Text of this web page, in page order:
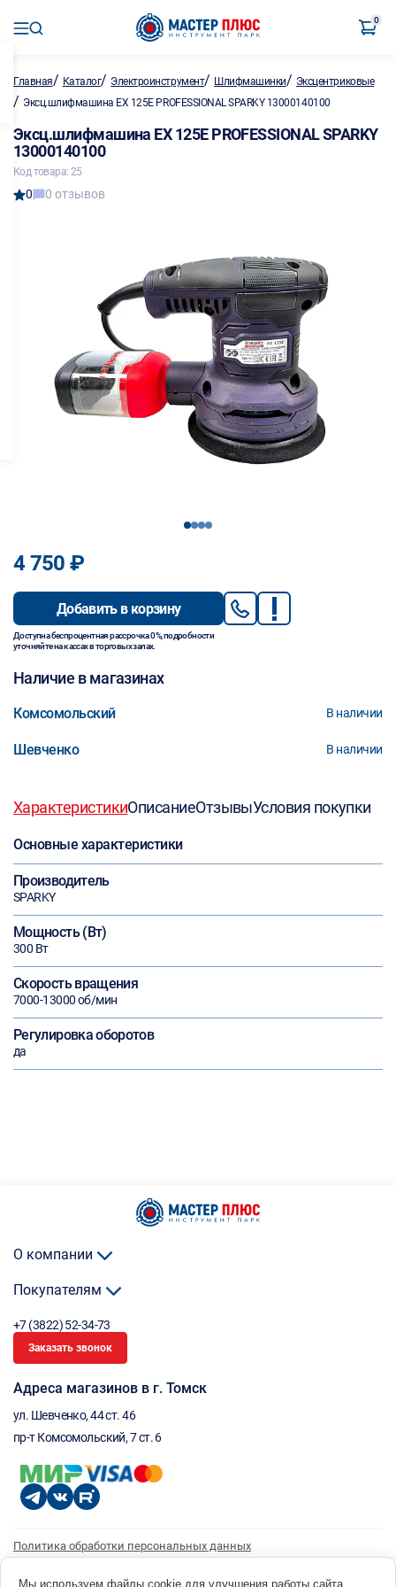
0
Главная/ Каталог/ Электроинструмент/ Шлифмашинки/ Эксцентриковые
/ Эксц.шлифмашина EX 125E PROFESSIONAL SPARKY 13000140100
Эксц.шлифмашина EX 125E PROFESSIONAL SPARKY
13000140100
Код товара: 25
0 0 отзывов
1234
4 750 ₽
Добавить в корзину
Доступна беспроцентная рассрочка 0%, подробности
уточняйте на кассах в торговых залах.
Наличие в магазинах
Комсомольский В наличии
Шевченко В наличии
ХарактеристикиОписаниеОтзывыУсловия покупки
Основные характеристики
Производитель
SPARKY
Мощность (Вт)
300 Вт
Скорость вращения
7000-13000 об/мин
Регулировка оборотов
да
О компании
Покупателям
+7 (3822) 52-34-73
Заказать звонок
Адреса магазинов в г. Томск
ул. Шевченко, 44 ст. 46
пр-т Комсомольский, 7 ст. 6
Политика обработки персональных данных
Согласие на получение рассылки
Мы используем файлы cookie для улучшения работы сайта.